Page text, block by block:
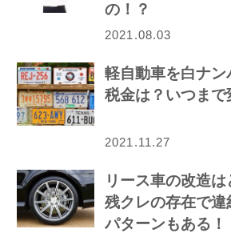
の！？
2021.08.03
軽自動車を白ナン
税金は？いつまで
2021.11.27
リース車の改造
残クレの存在で違
パターンもある！